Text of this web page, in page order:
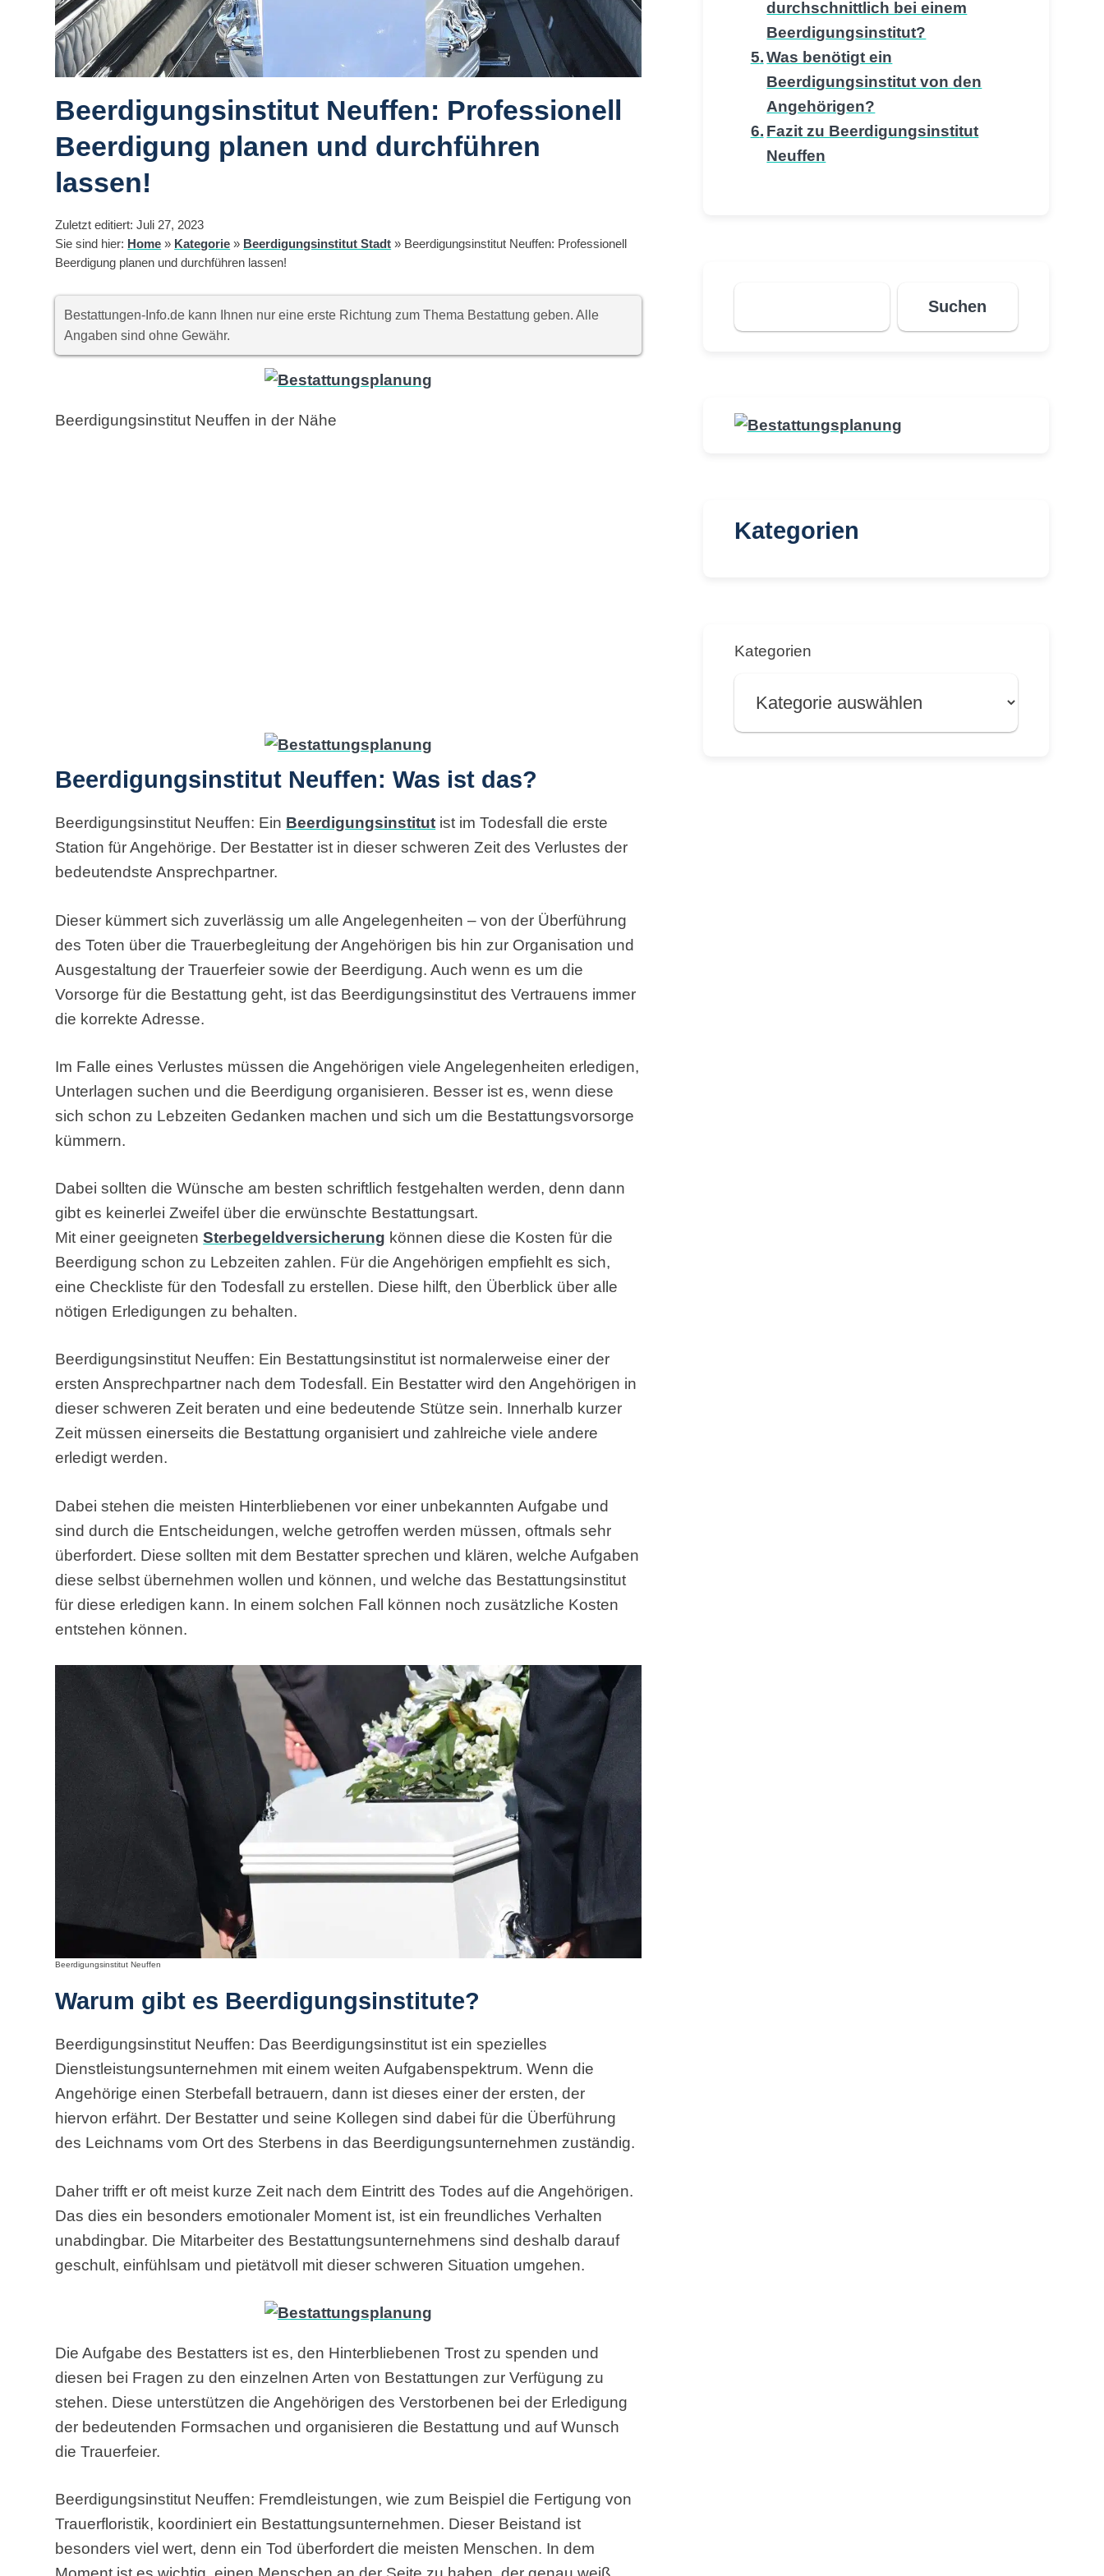
Beerdigungsinstitut Neuffen: Professionell
Beerdigung planen und durchführen
lassen!
Zuletzt editiert: Juli 27, 2023
Sie sind hier: Home » Kategorie » Beerdigungsinstitut Stadt » Beerdigungsinstitut Neuffen: Professionell
Beerdigung planen und durchführen lassen!
Bestattungen-Info.de kann Ihnen nur eine erste Richtung zum Thema Bestattung geben. Alle
Angaben sind ohne Gewähr.
Beerdigungsinstitut Neuffen in der Nähe
Beerdigungsinstitut Neuffen: Was ist das?
Beerdigungsinstitut Neuffen: Ein Beerdigungsinstitut ist im Todesfall die erste
Station für Angehörige. Der Bestatter ist in dieser schweren Zeit des Verlustes der
bedeutendste Ansprechpartner.
Dieser kümmert sich zuverlässig um alle Angelegenheiten – von der Überführung
des Toten über die Trauerbegleitung der Angehörigen bis hin zur Organisation und
Ausgestaltung der Trauerfeier sowie der Beerdigung. Auch wenn es um die
Vorsorge für die Bestattung geht, ist das Beerdigungsinstitut des Vertrauens immer
die korrekte Adresse.
Im Falle eines Verlustes müssen die Angehörigen viele Angelegenheiten erledigen,
Unterlagen suchen und die Beerdigung organisieren. Besser ist es, wenn diese
sich schon zu Lebzeiten Gedanken machen und sich um die Bestattungsvorsorge
kümmern.
Dabei sollten die Wünsche am besten schriftlich festgehalten werden, denn dann
gibt es keinerlei Zweifel über die erwünschte Bestattungsart.
Mit einer geeignetenSterbegeldversicherung können diese die Kosten für die
Beerdigung schon zu Lebzeiten zahlen. Für die Angehörigen empfiehlt es sich,
eine Checkliste für den Todesfall zu erstellen. Diese hilft, den Überblick über alle
nötigen Erledigungen zu behalten.
Beerdigungsinstitut Neuffen: Ein Bestattungsinstitut ist normalerweise einer der
ersten Ansprechpartner nach dem Todesfall. Ein Bestatter wird den Angehörigen in
dieser schweren Zeit beraten und eine bedeutende Stütze sein. Innerhalb kurzer
Zeit müssen einerseits die Bestattung organisiert und zahlreiche viele andere
erledigt werden.
Dabei stehen die meisten Hinterbliebenen vor einer unbekannten Aufgabe und
sind durch die Entscheidungen, welche getroffen werden müssen, oftmals sehr
überfordert. Diese sollten mit dem Bestatter sprechen und klären, welche Aufgaben
diese selbst übernehmen wollen und können, und welche das Bestattungsinstitut
für diese erledigen kann. In einem solchen Fall können noch zusätzliche Kosten
entstehen können.
Beerdigungsinstitut Neuffen
Warum gibt es Beerdigungsinstitute?
Beerdigungsinstitut Neuffen: Das Beerdigungsinstitut ist ein spezielles
Dienstleistungsunternehmen mit einem weiten Aufgabenspektrum. Wenn die
Angehörige einen Sterbefall betrauern, dann ist dieses einer der ersten, der
hiervon erfährt. Der Bestatter und seine Kollegen sind dabei für die Überführung
des Leichnams vom Ort des Sterbens in das Beerdigungsunternehmen zuständig.
Daher trifft er oft meist kurze Zeit nach dem Eintritt des Todes auf die Angehörigen.
Das dies ein besonders emotionaler Moment ist, ist ein freundliches Verhalten
unabdingbar. Die Mitarbeiter des Bestattungsunternehmens sind deshalb darauf
geschult, einfühlsam und pietätvoll mit dieser schweren Situation umgehen.
Die Aufgabe des Bestatters ist es, den Hinterbliebenen Trost zu spenden und
diesen bei Fragen zu den einzelnen Arten von Bestattungen zur Verfügung zu
stehen. Diese unterstützen die Angehörigen des Verstorbenen bei der Erledigung
der bedeutenden Formsachen und organisieren die Bestattung und auf Wunsch
die Trauerfeier.
Beerdigungsinstitut Neuffen: Fremdleistungen, wie zum Beispiel die Fertigung von
Trauerfloristik, koordiniert ein Bestattungsunternehmen. Dieser Beistand ist
besonders viel wert, denn ein Tod überfordert die meisten Menschen. In dem
durchschnittlich bei einem
Beerdigungsinstitut?
Was benötigt ein
Beerdigungsinstitut von den
Angehörigen?
Fazit zu Beerdigungsinstitut
Neuffen
Suchen
Suchen
Kategorien
Kategorien